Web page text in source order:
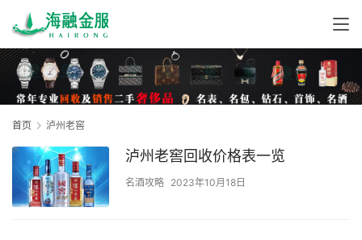
首页 泸州老窖
泸州老窖回收价格表一览
名酒攻略 2023年10月18日